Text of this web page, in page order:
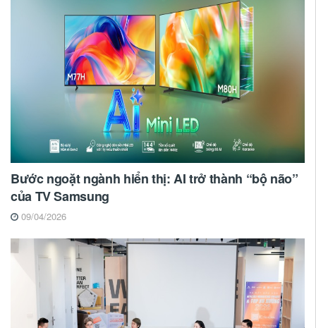
Bước ngoặt ngành hiển thị: AI trở thành “bộ não”
của TV Samsung
09/04/2026